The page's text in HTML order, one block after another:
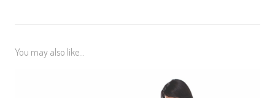
You may also like...